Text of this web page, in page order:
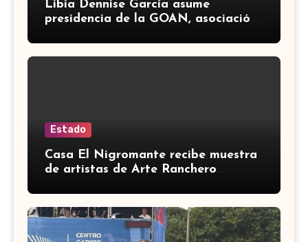
Libia Dennise García asume
presidencia de la GOAN, asociación
Nacional
Estado
Casa El Nigromante recibe muestra
de artistas de Arte Ranchero